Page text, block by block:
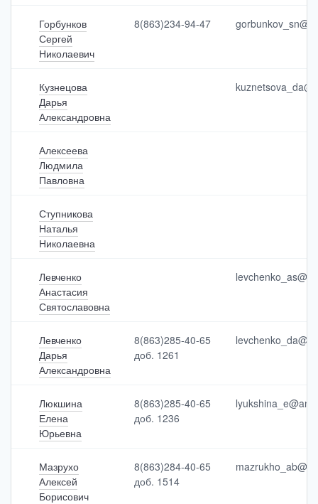
Горбунков
Сергей
Николаевич
8(863)234-94-47
Кузнецова
Дарья
Александровна
Алексеева
Людмила
Павловна
Ступникова
Наталья
Николаевна
Левченко
Анастасия
Святославовна
Левченко
Дарья
Александровна
8(863)285-40-65
доб. 1261
Люкшина
Елена
Юрьевна
8(863)285-40-65
доб. 1236
Мазрухо
Алексей
Борисович
8(863)284-40-65
доб. 1514